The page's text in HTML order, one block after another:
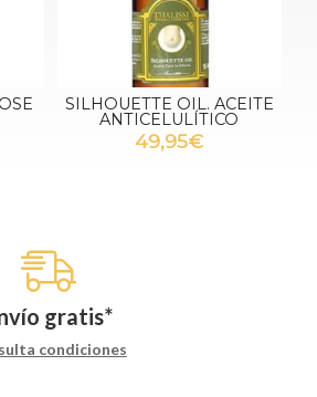
SILHOUETTE OIL. ACEITE
ANTICELULÍTICO
49,95€
gratis*
condiciones